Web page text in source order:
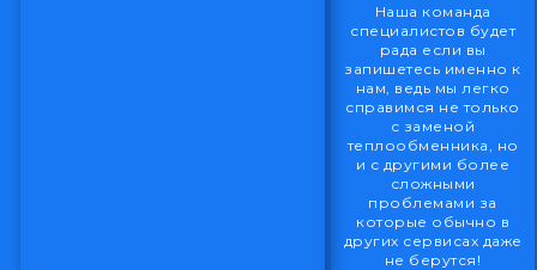
Наша команда
специалистов будет
рада если вы
запишетесь именно к
нам, ведь мы легко
справимся не только
с заменой
теплообменника, но
и с другими более
сложными
проблемами за
которые обычно в
других сервисах даже
не берутся!